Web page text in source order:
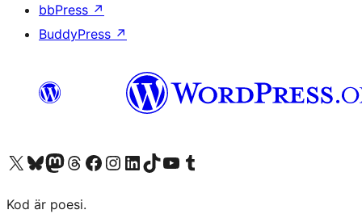
bbPress ↗
BuddyPress ↗
Besök vår X-konto (f.d. Twitter)
Besök vårt Bluesky-konto
Besök vårt Mastodon-konto
Besök vårt Thread-konto
Besök vår Facebook-sidaBesök vårt Instagram-konto
Besök vårt LinkedIn-konto
Besök vårt TikTok-konto
Besök vår YouTube-kanalBesök vårt Tumblr-konto
Kod är poesi.